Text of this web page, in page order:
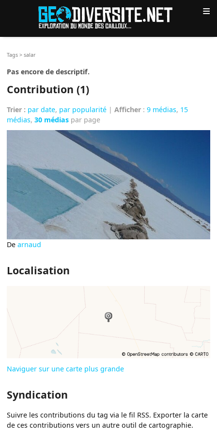
≡
Tags >salar
Pas encore de descriptif.
Contribution (1)
Trier : par date, par popularité |Afficher :9 médias, 15
médias,30 médias par page
Dearnaud
Localisation
Naviguer sur une carte plus grande
Syndication
Suivre les contributions du tag via le fil RSS. Exporter la carte
de ces contributions vers un autre outil de cartographie.